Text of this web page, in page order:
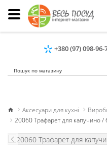
+380 (97) 098-96-
Аксесуари для кухні
20060 Трафарет для капучино /